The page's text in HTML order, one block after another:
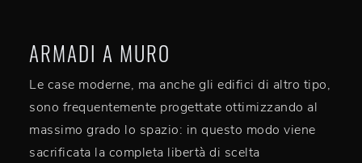
ARMADI A MURO
Le case moderne, ma anche gli edifici di altro tipo,
sono frequentemente progettate ottimizzando al
massimo grado lo spazio: in questo modo viene
sacrificata la completa libertà di scelta